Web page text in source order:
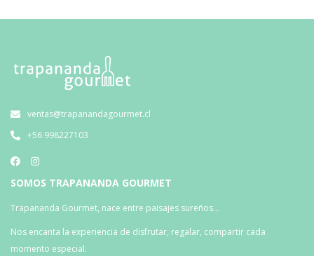
ventas@trapanandagourmet.cl
+56 998227103
SOMOS TRAPANANDA GOURMET
Trapananda Gourmet, nace entre paisajes sureños…
Nos encanta la experiencia de disfrutar, regalar, compartir cada
momento especial.